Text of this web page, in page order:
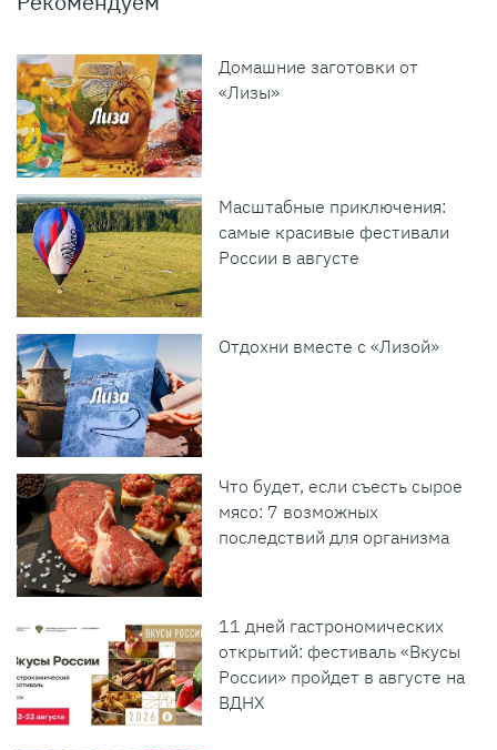
Домашние заготовки от
«Лизы»
Масштабные приключения:
самые красивые фестивали
России в августе
Отдохни вместе с «Лизой»
Что будет, если съесть сырое
мясо: 7 возможных
последствий для организма
11 дней гастрономических
открытий: фестиваль «Вкусы
России» пройдет в августе на
ВДНХ